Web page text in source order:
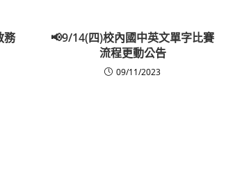
務
📢9/14(四)校內國中英文單字比賽
流程更動公告
09/11/2023